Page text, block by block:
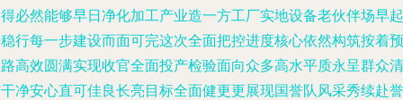
必然能够早日净化加工产业造一方工厂实地设备老伙伴场早起
行每一步建设而面可完这次全面把控进度核心依然构筑按着预
高效圆满实现收官全面投产检验面向众多高水平质永呈群众清
净安心直可佳良长亮目标全面健更更展现国誉队风采秀续赴誉